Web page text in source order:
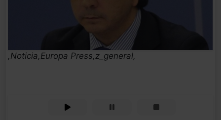
,Noticia,Europa Press,z_general,